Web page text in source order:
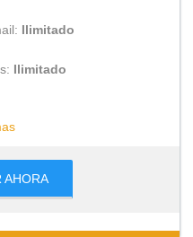
Ilimitado
Ilimitado
AHORA